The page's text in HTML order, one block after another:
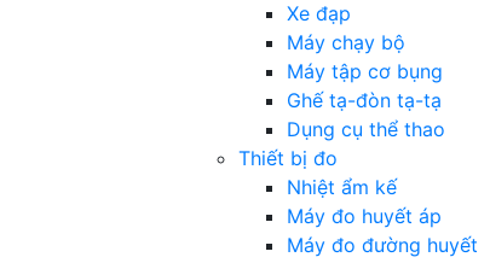
Xe đạp
Máy chạy bộ
Máy tập cơ bụng
Ghế tạ-đòn tạ-tạ
Dụng cụ thể thao
Thiết bị đo
Nhiệt ẩm kế
Máy đo huyết áp
Máy đo đường huyết